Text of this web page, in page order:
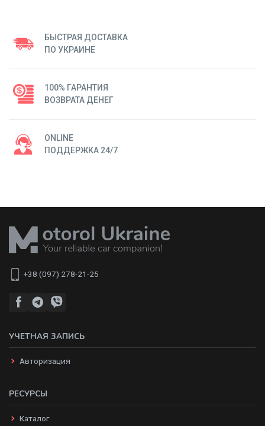
БЫСТРАЯ ДОСТАВКА
ПО УКРАИНЕ
100% ГАРАНТИЯ
ВОЗВРАТА ДЕНЕГ
ONLINE
ПОДДЕРЖКА 24/7
+38 (097) 278-21-25
УЧЕТНАЯ ЗАПИСЬ
Авторизация
РЕСУРСЫ
Каталог